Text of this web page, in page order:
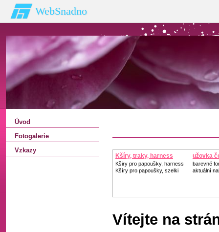
WebSnadno
Kšíry, traky, harness
Kširy pro papoušky, harness
Kšíry pro papoušky, szelki
užovka
barevné
aktuální
Vítejte na
Úvod
Fotogalerie
Vzkazy